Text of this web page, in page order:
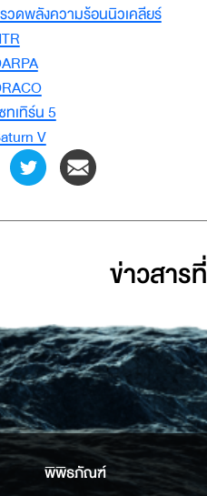
วดพลังความร้อนนิวเคลียร์
ทเทิร์น 5
V
ข่าวสาร
พิพิธภัณฑ์